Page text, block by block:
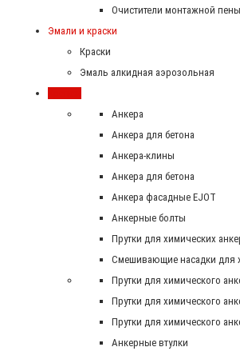
Очистители монтажной пены
Эмали и краски
Краски
Эмаль алкидная аэрозольная
Анкера
Анкера для бетона
Анкера-клины
Анкера для бетона
Анкера фасадные EJOT
Анкерные болты
Прутки для химических
Смешивающие насадки для
Прутки для химического
Прутки для химического
Прутки для химического
Анкерные втулки